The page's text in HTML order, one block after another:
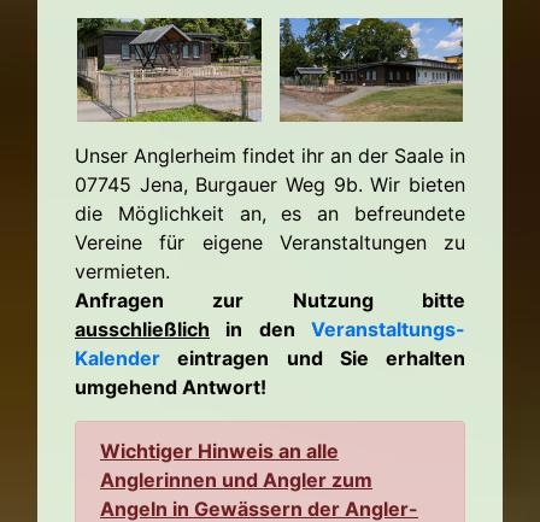
Unser Anglerheim findet ihr an der Saale in
07745 Jena, Burgauer Weg 9b. Wir bieten
die Möglichkeit an, es an befreundete
Vereine für eigene Veranstaltungen zu
vermieten.
Anfragen zur Nutzung bitte
ausschließlich in den Veranstaltungs-
Kalender eintragen und Sie erhalten
umgehend Antwort!
Wichtiger Hinweis an alle
Anglerinnen und Angler zum
Angeln in Gewässern der Angler-